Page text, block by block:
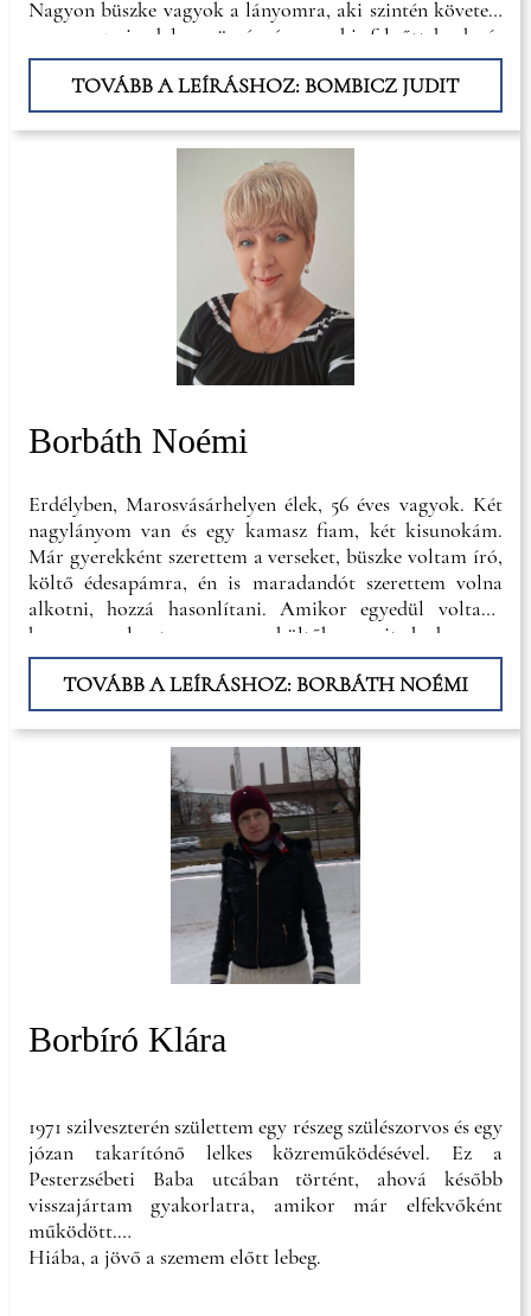
Nagyon büszke vagyok a lányomra, aki szintén követett
engem az irodalom ösvényén, s aki felnőtteknek ír
verseket. Leginkább gyermekirodalommal foglalkozom,
írok verseket, meséket
TOVÁBB A LEÍRÁSHOZ: BOMBICZ JUDIT
Borbáth Noémi
Erdélyben, Marosvásárhelyen élek, 56 éves vagyok. Két
nagylányom van és egy kamasz fiam, két kisunokám.
Már gyerekként szerettem a verseket, büszke voltam író,
költő édesapámra, én is maradandót szerettem volna
alkotni, hozzá hasonlítani. Amikor egyedül voltam,
hangosan olvastam magyar költők verseit, kedvencem
József Attila. Körülbelül egy éve elkezdtem verses
videókat szerkeszteni, feltölteni Facebookon, YouTubeon
és TikTokon, a saját verseimet is.
TOVÁBB A LEÍRÁSHOZ: BORBÁTH NOÉMI
Borbíró Klára
1971 szilveszterén születtem egy részeg szülészorvos és egy
józan takarítónő lelkes közreműködésével. Ez a
Pesterzsébeti Baba utcában történt, ahová később
visszajártam gyakorlatra, amikor már elfekvőként
működött.
Hiába, a jövő a szemem előtt lebeg.